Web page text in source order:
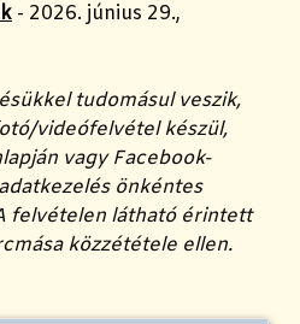
- 2026. június 29.,
tudomásul veszik,
videófelvétel készül,
vagy Facebook-
önkéntes
felvételen látható érintett
közzététele ellen.